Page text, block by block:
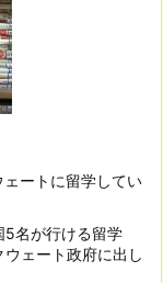
ートに留学してい
5名が行ける留学
ェート政府に出し